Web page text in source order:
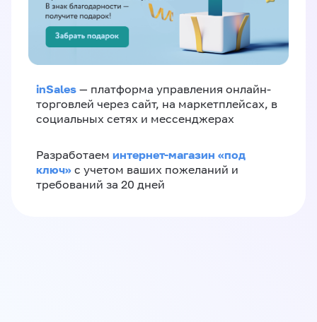
inSales — платформа управления онлайн-
торговлей через сайт, на маркетплейсах, в
социальных сетях и мессенджерах
Разработаем интернет-магазин «‎под
ключ»‎ с учетом ваших пожеланий и
требований за 20 дней